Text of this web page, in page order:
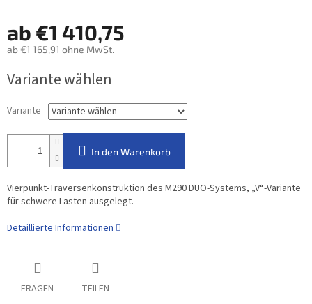
ab €1 410,75
ab €1 165,91 ohne MwSt.
Variante wählen
Variante
In den Warenkorb
Vierpunkt-Traversenkonstruktion des M290 DUO-Systems, „V“-Variante
für schwere Lasten ausgelegt.
Detaillierte Informationen
FRAGEN TEILEN